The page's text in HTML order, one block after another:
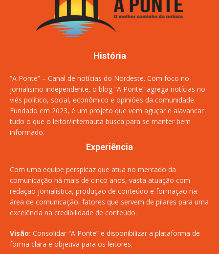
História
“A Ponte” – Canal de notícias do Nordeste. Com foco no
jornalismo independente, o blog “A Ponte” agrega notícias no
viés político, social, econômico e opiniões da comunidade.
Fundado em 2023, é um projeto que vem aguçar e alavancar
tudo o que o leitor/internauta busca para se manter bem
informado.
Experiência
Com uma equipe perspicaz que atua no mercado da
comunicação há mais de cinco anos, vasta atuação com
redação jornalística, produção de conteúdo e formação na
área de comunicação, fatores que servem de pilares para uma
excelência na credibilidade de conteúdo.
Visão: Consolidar “A Ponte” e disponibilizar a plataforma de
forma clara e objetiva para os leitores.